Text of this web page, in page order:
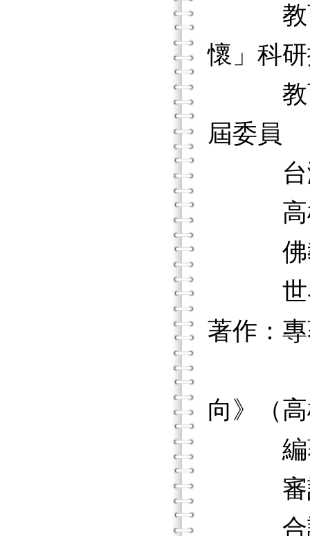
教育
懷」科
教育
屆委員
台灣
高雄
佛教
世界
著作：
向》（
編著
審訂
合譯